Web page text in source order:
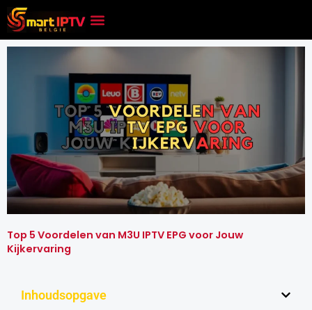
Skip
to
content
Top 5 Voordelen van M3U IPTV EPG voor Jouw
Kijkervaring
Inhoudsopgave